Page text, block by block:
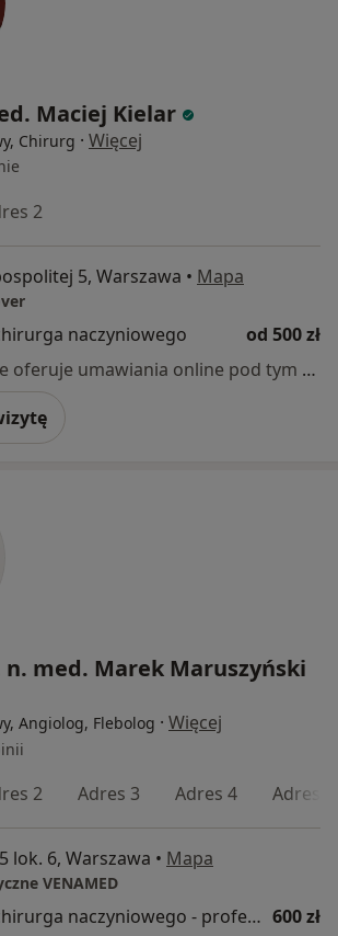
Maciej Kielar
Chirurg · Więcej
2
5, Warszawa • Mapa
naczyniowego
od 500 zł
Specjalista nie oferuje umawiania online pod tym adresem.
med. Marek Maruszyński
Angiolog, Flebolog · Więcej
2 Adres 3 Adres 4 Adres 5
lok. 6, Warszawa • Mapa
VENAMED
Konsultacja chirurga naczyniowego - profesor 600 zł